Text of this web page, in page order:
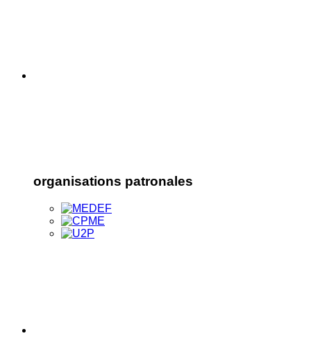
organisations patronales